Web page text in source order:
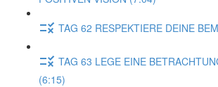
TAG 62 RESPEKTIERE DEINE
TAG 63 LEGE EINE
(6:15)